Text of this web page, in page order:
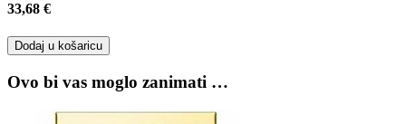
33,68 €
Dodaj u košaricu
Ovo bi vas moglo zanimati …